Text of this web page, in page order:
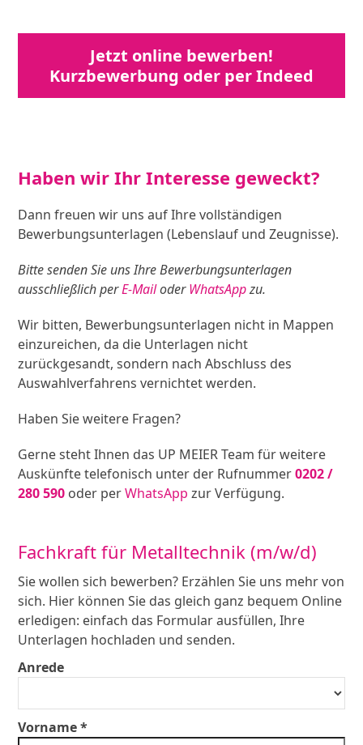
Jetzt online bewerben!
Kurzbewerbung oder per Indeed
Haben wir Ihr Interesse geweckt?
Dann freuen wir uns auf Ihre vollständigen
Bewerbungsunterlagen (Lebenslauf und Zeugnisse).
Bitte senden Sie uns Ihre Bewerbungsunterlagen
ausschließlich perE-MailoderWhatsAppzu.
Wir bitten, Bewerbungsunterlagen nicht in Mappen
einzureichen, da die Unterlagen nicht
zurückgesandt, sondern nach Abschluss des
Auswahlverfahrens vernichtet werden.
Haben Sie weitere Fragen?
Gerne steht Ihnen das UP MEIER Team für weitere
Auskünfte telefonisch unter der Rufnummer0202 /
280 590 oder perWhatsApp zur Verfügung.
Fachkraft für Metalltechnik (m/w/d)
Sie wollen sich bewerben? Erzählen Sie uns mehr von
sich. Hier können Sie das gleich ganz bequem Online
erledigen: einfach das Formular ausfüllen, Ihre
Unterlagen hochladen und senden.
Anrede
Vorname *